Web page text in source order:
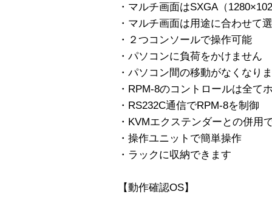
・マルチ画面はSXGA（
・マルチ画面は用途に合わせて
・２つコンソールで操作可能
・パソコンに負荷をかけません
・パソコン間の移動がなくなり
・RPM-8のコントロールは全て
・RS232C通信でRPM-8を制御
・KVMエクステンダーとの併用
・操作ユニットで簡単操作
・ラックに収納できます
【動作確認OS】